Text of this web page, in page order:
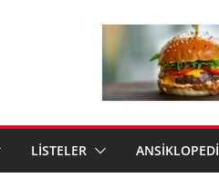
LİSTELER ANSİKLOPEDİ